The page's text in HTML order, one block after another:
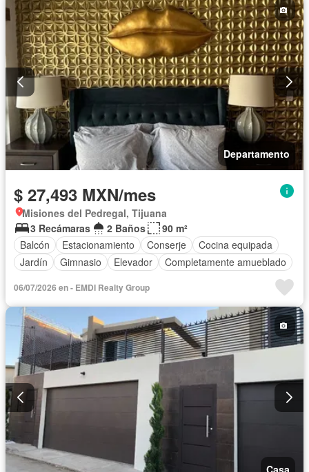
Departamento
$ 27,493 MXN/mes
Misiones del Pedregal, Tijuana
3 Recámaras
2 Baños
90 m²
Balcón
Estacionamiento Conserje
Cocina equipada
Jardín
Gimnasio Elevador Completamente amueblado
06/07/2026 en - EMDI Realty Group